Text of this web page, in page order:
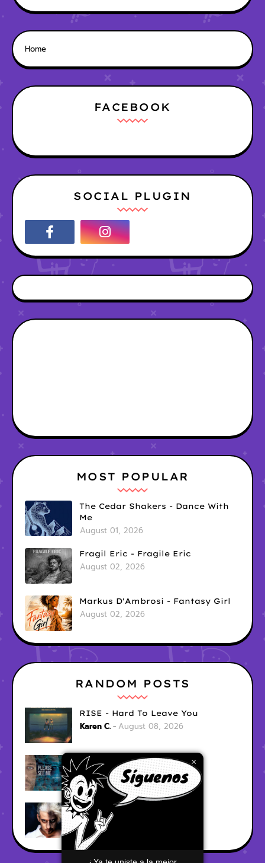
Home
FACEBOOK
SOCIAL PLUGIN
×
MOST POPULAR
The Cedar Shakers - Dance With
Me
August 01, 2026
Fragil Eric - Fragile Eric
August 02, 2026
Markus D'Ambrosi - Fantasy Girl
August 02, 2026
RANDOM POSTS
RISE - Hard To Leave You
Karen C. August 08, 2026
Ari Fraser - Let Her Go
Karen C. August 08, 2026
Smii - Red City Lights
Karen C.